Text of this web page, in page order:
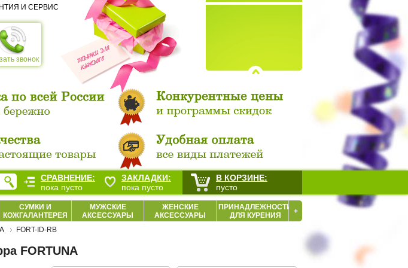
звонок
И СЕРВИС
СУМКИ И
КОЖГАЛАНТЕРЕЯ
МУЖСКИЕ
АКСЕССУАРЫ
ЖЕНСКИЕ
АКСЕССУАРЫ
ПРИНАДЛЕЖНОСТИ
ДЛЯ КУРЕНИЯ
+
FORT-ID-RB
FORTUNA
СРАВНЕНИЕ:
пока пусто
ЗАКЛАДКИ:
пока пусто
В КОРЗИНЕ:
пусто